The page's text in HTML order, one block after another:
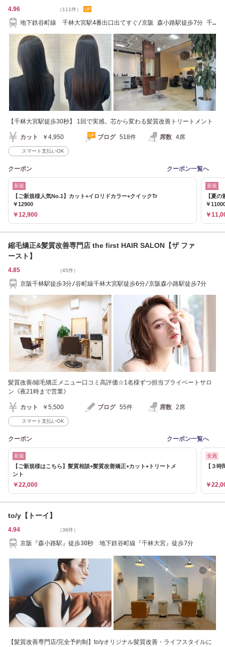
4.96 （111件）
地下鉄谷町線 千林大宮駅4番出口出てすぐ/京阪 森小路駅徒歩7分 千
【千林大宮駅徒歩30秒】 1回で実感。芯から変わる髪質改善トリートメント
カット ￥4,950 ブログ 518件 席数 4席
スマート支払いOK
クーポン クーポン一覧へ
新規
【ご新規様人気No.1】カット+イロリドカラー+クイックTr
￥12900
￥12,900
新規
【夏
￥
￥
縮毛矯正&髪質改善専門店 the first HAIR SALON【ザ ファ
ースト】
4.85 （45件）
京阪千林駅徒歩3分/谷町線千林大宮駅徒歩6分/京阪森小路駅徒歩7分
髪質改善/縮毛矯正メニュー口コミ高評価☆1名様ずつ担当プライベートサロ
ン《夜21時まで営業》
カット ￥5,500 ブログ 55件 席数 2席
スマート支払いOK
クーポン クーポン一覧へ
新規
【ご新規様はこちら】髪質相談+髪質改善矯正+カット+トリートメ
ント
￥22,000
全員
【３
￥
to/y【トーイ】
4.94 （38件）
京阪『森小路駅』徒歩30秒 地下鉄谷町線『千林大宮』徒歩7分
【髪質改善専門店/完全予約制】to/yオリジナル髪質改善・ライフスタイルに